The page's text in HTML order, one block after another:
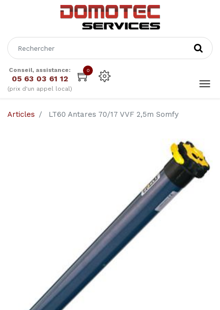
Conseil, assistance:
05 63 03 61 12
(prix d'un appel local)
0
Articles LT60 Antares 70/17 VVF 2,5m Somfy